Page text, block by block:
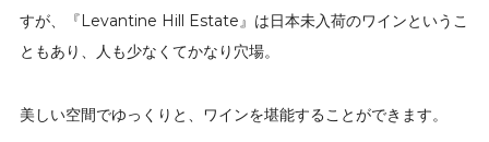
すが、『Levantine Hill Estate』は日本未入荷のワインというこ
ともあり、人も少なくてかなり穴場。
美しい空間でゆっくりと、ワインを堪能することができます。